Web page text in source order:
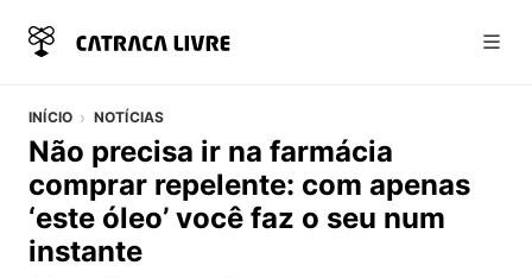
INÍCIO NOTÍCIAS
Não precisa ir na farmácia
comprar repelente: com apenas
‘este óleo’ você faz o seu num
instante